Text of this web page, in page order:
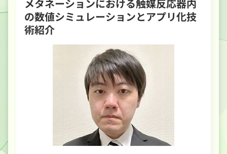
メタネーションにおける触媒反応器内
の数値シミュレーションとアプリ化技
術紹介